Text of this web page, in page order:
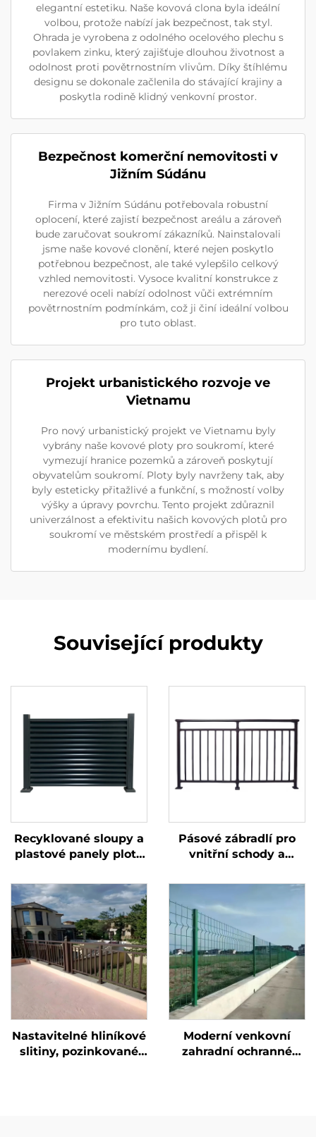
elegantní estetiku. Naše kovová clona byla ideální
volbou, protože nabízí jak bezpečnost, tak styl.
Ohrada je vyrobena z odolného ocelového plechu s
povlakem zinku, který zajišťuje dlouhou životnost a
odolnost proti povětrnostním vlivům. Díky štíhlému
designu se dokonale začlenila do stávající krajiny a
poskytla rodině klidný venkovní prostor.
Bezpečnost komerční nemovitosti v
Jižním Súdánu
Firma v Jižním Súdánu potřebovala robustní
oplocení, které zajistí bezpečnost areálu a zároveň
bude zaručovat soukromí zákazníků. Nainstalovali
jsme naše kovové clonění, které nejen poskytlo
potřebnou bezpečnost, ale také vylepšilo celkový
vzhled nemovitosti. Vysoce kvalitní konstrukce z
nerezové oceli nabízí odolnost vůči extrémním
povětrnostním podmínkám, což ji činí ideální volbou
pro tuto oblast.
Projekt urbanistického rozvoje ve
Vietnamu
Pro nový urbanistický projekt ve Vietnamu byly
vybrány naše kovové ploty pro soukromí, které
vymezují hranice pozemků a zároveň poskytují
obyvatelům soukromí. Ploty byly navrženy tak, aby
byly esteticky přitažlivé a funkční, s možností volby
výšky a úpravy povrchu. Tento projekt zdůraznil
univerzálnost a efektivitu našich kovových plotů pro
soukromí ve městském prostředí a přispěl k
modernímu bydlení.
Související produkty
Recyklované sloupy a
plastové panely plotu
ekologickou zahradu,
udržitelné oplocení
Pásové zábradlí pro
vnitřní schody a
zábradlový systém z
dekorativní mřížkou
pro evropský styl
domů
Nastavitelné hliníkové
slitiny, pozinkované
Moderní venkovní
zahradní ochranné